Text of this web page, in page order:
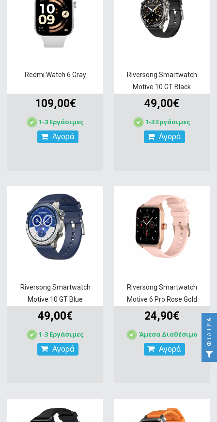
Redmi Watch 6 Gray
109,00€
1-3 Εργάσιμες
Αγορά
Riversong Smartwatch
Motive 10 GT Black
49,00€
1-3 Εργάσιμες
Αγορά
Riversong Smartwatch
Motive 10 GT Blue
49,00€
1-3 Εργάσιμες
Αγορά
Riversong Smartwatch
Motive 6 Pro Rose Gold
24,90€
Άμεσα Διαθέσιμο
Αγορά
ΦΊΛΤΡΑ